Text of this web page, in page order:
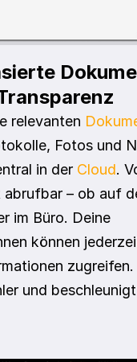
relevanten
Fotos und
in der Cloud.
abrufbar – ob auf
im Büro. Deine
können
zugreifen.
und